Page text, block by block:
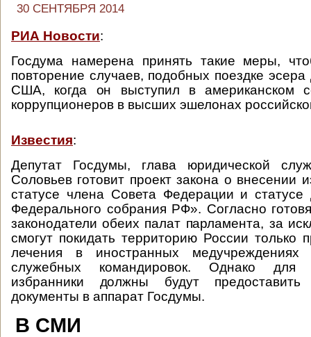
30 СЕНТЯБРЯ 2014
РИА Новости:
Госдума намерена принять такие меры,
повторение случаев, подобных поездке эсера
США, когда он выступил в американском
коррупционеров в высших эшелонах
Известия:
Депутат Госдумы, глава юридической
Соловьев готовит проект закона о
статусе члена Совета Федерации и статусе
Федерального собрания РФ». Согласно
законодатели обеих палат парламента, за
смогут покидать территорию России только
лечения в иностранных
служебных командировок. Однако для
избранники должны будут предоставить
документы в аппарат Госдумы.
В СМИ